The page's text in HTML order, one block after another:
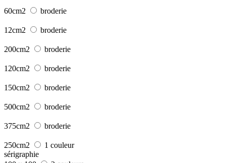
60cm2 broderie
12cm2 broderie
200cm2 broderie
120cm2 broderie
150cm2 broderie
500cm2 broderie
375cm2 broderie
250cm2
1 couleur
sérigraphie